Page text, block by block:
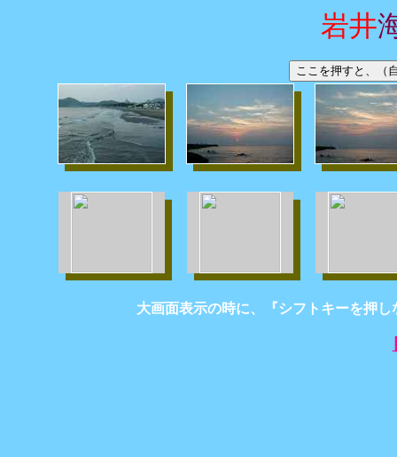
岩井
大画面表示の時に、『シフトキーを押